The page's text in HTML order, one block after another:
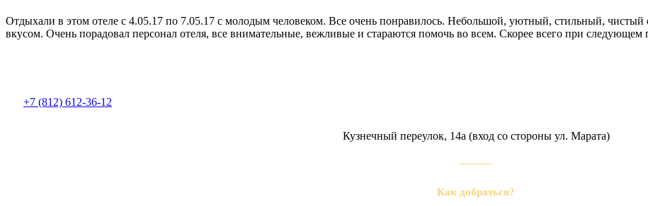
Отдыхали в этом отеле с 4.05.17 по 7.05.17 с молодым человеком. Все очень понравилось. Небольшой, уютный, стильный,
вкусом. Очень порадовал персонал отеля, все внимательные, вежливые и стараются помочь во всем. Скорее всего при
+7 (812) 612-36-12
Кузнечный переулок, 14а (вход со стороны ул. Марата)
Как добраться?